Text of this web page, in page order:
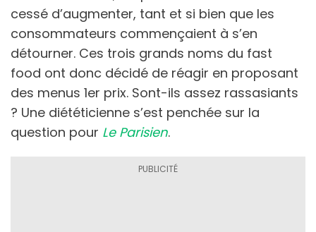
cessé d’augmenter, tant et si bien que les
consommateurs commençaient à s’en
détourner. Ces trois grands noms du fast
food ont donc décidé de réagir en proposant
des menus 1er prix. Sont-ils assez rassasiants
? Une diététicienne s’est penchée sur la
question pour Le Parisien.